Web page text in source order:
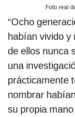
Foto real
“Ocho
habían vivido y
de ellos nunca
una
prácticamente
nombrar
su propia